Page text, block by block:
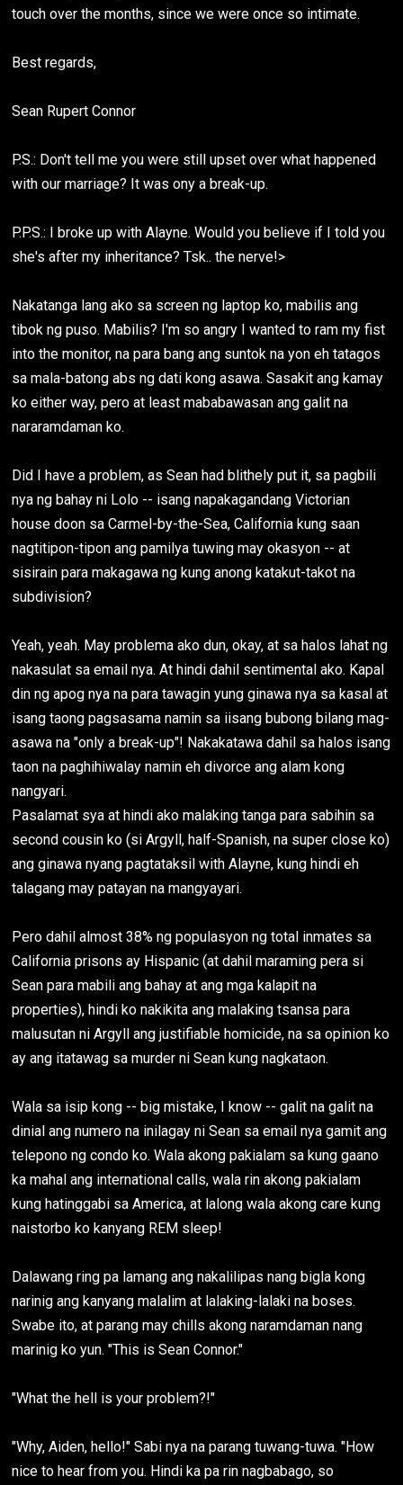
touch over the months, since we were once so intimate.
Best regards,
Sean Rupert Connor
P.S.: Don't tell me you were still upset over what happened
with our marriage? It was ony a break-up.
P.P.S.: I broke up with Alayne. Would you believe if I told you
she's after my inheritance? Tsk.. the nerve!>
Nakatanga lang ako sa screen ng laptop ko, mabilis ang
tibok ng puso. Mabilis? I'm so angry I wanted to ram my fist
into the monitor, na para bang ang suntok na yon eh tatagos
sa mala-batong abs ng dati kong asawa. Sasakit ang kamay
ko either way, pero at least mababawasan ang galit na
nararamdaman ko.
Did I have a problem, as Sean had blithely put it, sa pagbili
nya ng bahay ni Lolo -- isang napakagandang Victorian
house doon sa Carmel-by-the-Sea, California kung saan
nagtitipon-tipon ang pamilya tuwing may okasyon -- at
sisirain para makagawa ng kung anong katakut-takot na
subdivision?
Yeah, yeah. May problema ako dun, okay, at sa halos lahat ng
nakasulat sa email nya. At hindi dahil sentimental ako. Kapal
din ng apog nya na para tawagin yung ginawa nya sa kasal at
isang taong pagsasama namin sa iisang bubong bilang mag-
asawa na "only a break-up"! Nakakatawa dahil sa halos isang
taon na paghihiwalay namin eh divorce ang alam kong
nangyari.
Pasalamat sya at hindi ako malaking tanga para sabihin sa
second cousin ko (si Argyll, half-Spanish, na super close ko)
ang ginawa nyang pagtataksil with Alayne, kung hindi eh
talagang may patayan na mangyayari.
Pero dahil almost 38% ng populasyon ng total inmates sa
California prisons ay Hispanic (at dahil maraming pera si
Sean para mabili ang bahay at ang mga kalapit na
properties), hindi ko nakikita ang malaking tsansa para
malusutan ni Argyll ang justifiable homicide, na sa opinion ko
ay ang itatawag sa murder ni Sean kung nagkataon.
Wala sa isip kong -- big mistake, I know -- galit na galit na
dinial ang numero na inilagay ni Sean sa email nya gamit ang
telepono ng condo ko. Wala akong pakialam sa kung gaano
ka mahal ang international calls, wala rin akong pakialam
kung hatinggabi sa America, at lalong wala akong care kung
naistorbo ko kanyang REM sleep!
Dalawang ring pa lamang ang nakalilipas nang bigla kong
narinig ang kanyang malalim at lalaking-lalaki na boses.
Swabe ito, at parang may chills akong naramdaman nang
marinig ko yun. "This is Sean Connor."
"What the hell is your problem?!"
"Why, Aiden, hello!" Sabi nya na parang tuwang-tuwa. "How
nice to hear from you. Hindi ka pa rin nagbabago, so